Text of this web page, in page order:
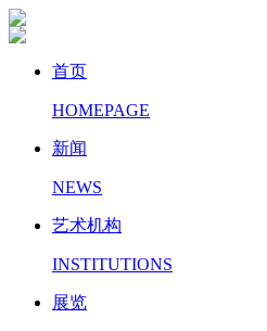
首页
HOMEPAGE
新闻
NEWS
艺术机构
INSTITUTIONS
展览